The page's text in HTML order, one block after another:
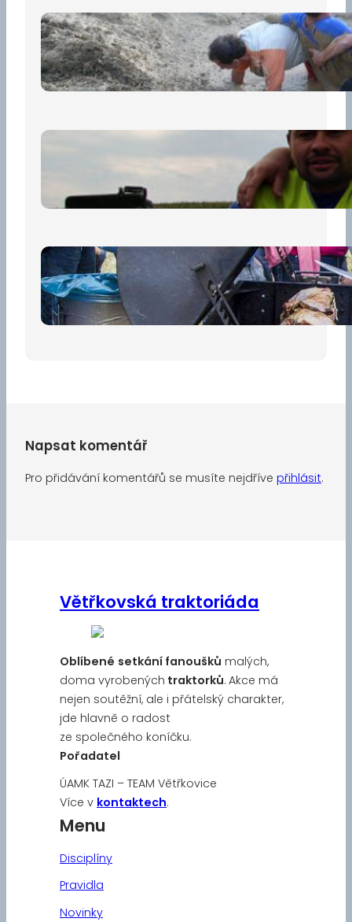
„Prase za prase“: Kdo doběhne
první, vyhraje!
30 června, 2026
Bezpečnost na prvním místě
15 května, 2026
Pro diváky
30 dubna, 2026
Napsat komentář
Pro přidávání komentářů se musíte nejdříve přihlásit.
Větřkovská traktoriáda
Oblíbené setkání fanoušků malých,
doma vyrobených traktorků. Akce má
nejen soutěžní, ale i přátelský charakter,
jde hlavně o radost
ze společného koníčku.
Pořadatel
ÚAMK TAZI – TEAM Větřkovice
Více v kontaktech.
Menu
Disciplíny
Pravidla
Novinky